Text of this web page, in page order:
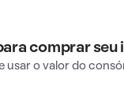
comprar seu
usar o valor do